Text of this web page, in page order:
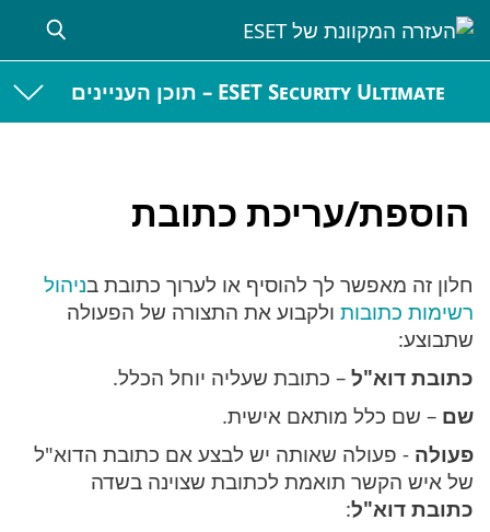
ESET Security Ultimate – תוכן העניינים
הוספת/עריכת כתובת
חלון זה מאפשר לך להוסיף או לערוך כתובת בניהול
רשימות כתובות ולקבוע את התצורה של הפעולה
שתבוצע:
כתובת דוא"ל – כתובת שעליה יוחל הכלל.
שם – שם כלל מותאם אישית.
פעולה - פעולה שאותה יש לבצע אם כתובת הדוא"ל
של איש הקשר תואמת לכתובת שצוינה בשדה
כתובת דוא"ל: